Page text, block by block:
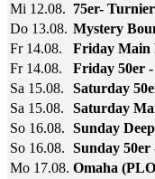
Mi 12.08. 75er- Turnier
Do 13.08. Mystery
Fr 14.08.
Friday Main
Fr 14.08.
Friday 50er -
Sa 15.08.
Saturday
Sa 15.08.
Saturday
So 16.08. Sunday
So 16.08. Sunday 50er
Mo 17.08. Omaha